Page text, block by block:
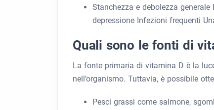
Stanchezza e debolezza
depressione Infezioni frequenti
Quali sono le fonti di
La fonte primaria di vitamina D è la
nell’organismo. Tuttavia, è possibile
Pesci grassi come salmone,